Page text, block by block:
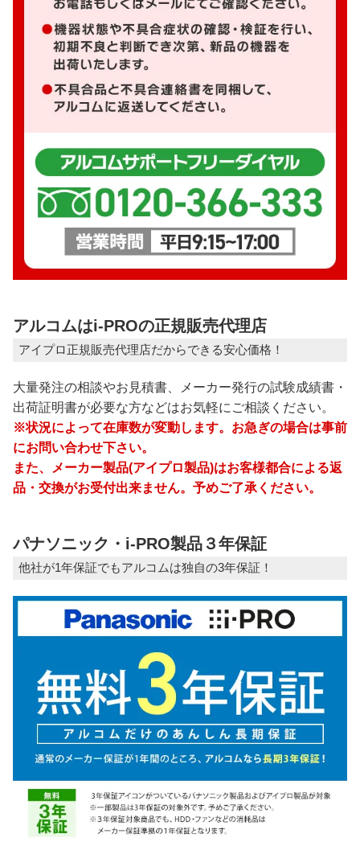
アルコムはi-PROの正規販売代理店
アイプロ正規販売代理店だからできる安心価格！
大量発注の相談やお見積書、メーカー発行の試験成績書・
出荷証明書が必要な方などはお気軽にご相談ください。
※状況によって在庫数が変動します。お急ぎの場合は事前
にお問い合わせ下さい。
また、メーカー製品(アイプロ製品)はお客様都合による返
品・交換がお受付出来ません。予めご了承ください。
パナソニック・i-PRO製品３年保証
他社が1年保証でもアルコムは独自の3年保証！